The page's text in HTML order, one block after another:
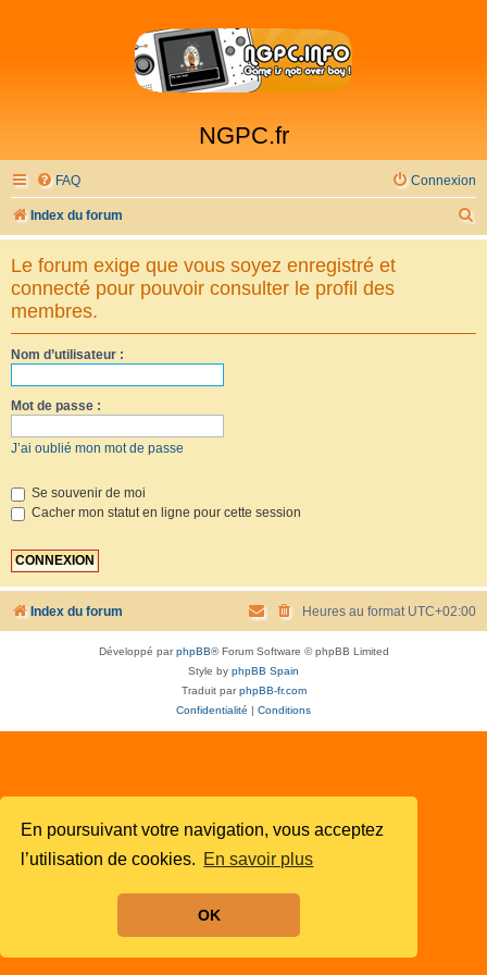
En poursuivant votre navigation, vous acceptez
l’utilisation de cookies. En savoir plus
OK
NGPC.fr
FAQ Connexion
Index du forum
e
Le forum exige que vous soyez enregistré et
connecté pour pouvoir consulter le profil des
membres.
Nom d’utilisateur :
Mot de passe :
J’ai oublié mon mot de passe
Se souvenir de moi
Cacher mon statut en ligne pour cette session
Index du forum Heures au format UTC+02:00
Développé parphpBB® Forum Software © phpBB Limited
Style by phpBB Spain
Traduit parphpBB-fr.com
Confidentialité
Conditions